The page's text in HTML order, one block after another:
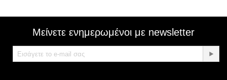
Μείνετε ενημερωμένοι με newsletter